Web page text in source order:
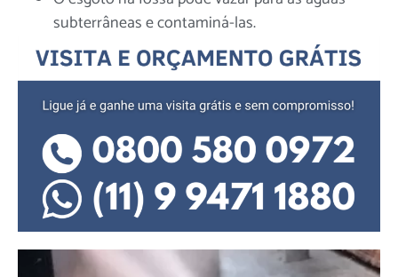
subterrâneas e contaminá-las.